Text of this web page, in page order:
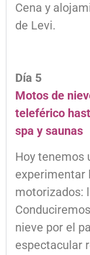
Cena y
de Levi.
Día 5
Motos de
teleférico
spa y saunas
Hoy tenemos
experimentar
motorizados:
nieve por el
espectacular